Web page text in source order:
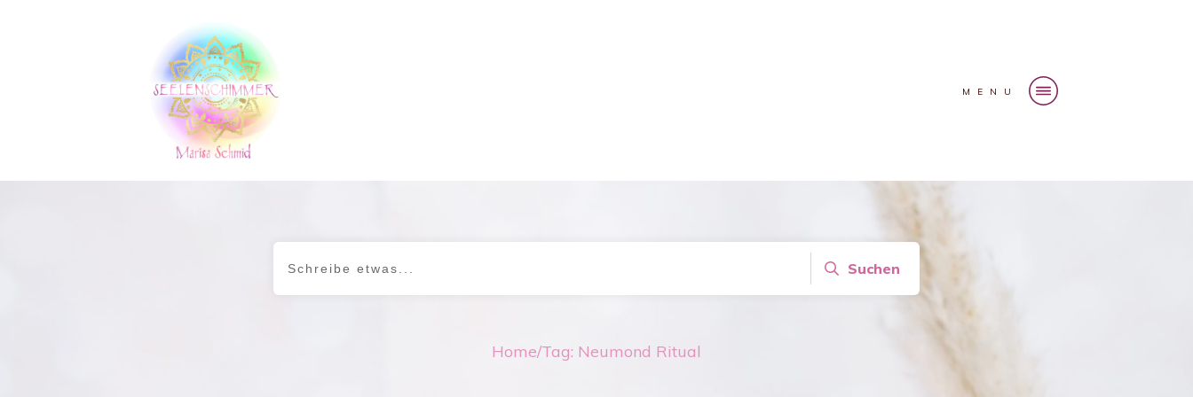
MENU
Suchen
Home/Tag: Neumond Ritual